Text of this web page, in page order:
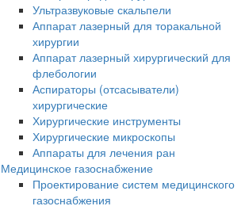
Ультразвуковые скальпели
Аппарат лазерный для торакальной
хирургии
Аппарат лазерный хирургический для
флебологии
Аспираторы (отсасыватели)
хирургические
Хирургические инструменты
Хирургические микроскопы
Аппараты для лечения ран
Медицинское газоснабжение
Проектирование систем медицинского
газоснабжения